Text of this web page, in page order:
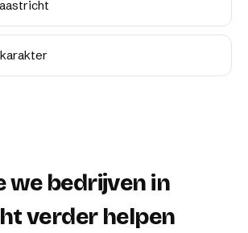
we bedrijven in
verder helpen